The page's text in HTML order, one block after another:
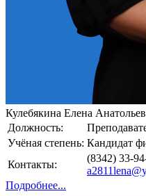
Кулебякина Елена
Должность:
Учёная степень: Кандидат
Контакты:
(8342) 33-
Подробнее...